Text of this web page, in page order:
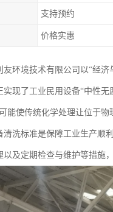
支持预约
价格实惠
友环境技术有限公司以“经
实现了工业民用设备“中性
能使传统化学处理让位于物
清洗标准是保障工业生产顺
以及定期检查与维护等措施